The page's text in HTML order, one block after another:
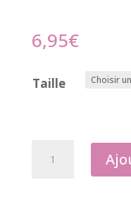
6,95€
Taille